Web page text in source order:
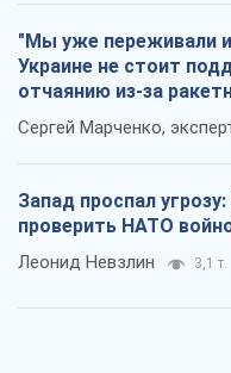
"Мы уже переживали
Украине не стоит
отчаянию из-за
Сергей Марченко,
Запад проспал
проверить НАТО
Леонид Невзлин 3,1 т.